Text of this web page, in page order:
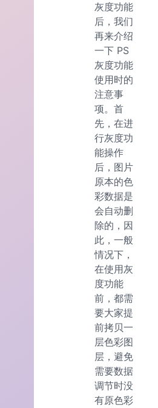
灰度功能
后，我们
再来介绍
一下 PS
灰度功能
使用时的
注意事
项。首
先，在进
行灰度功
能操作
后，图片
原本的色
彩数据是
会自动删
除的，因
此，一般
情况下，
在使用灰
度功能
前，都需
要大家提
前拷贝一
层色彩图
层，避免
需要数据
调节时没
有原色彩